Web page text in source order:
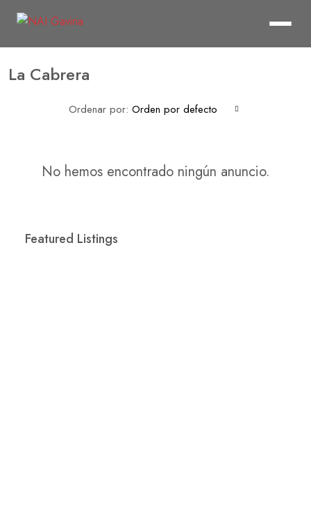
La Cabrera
Ordenar por: Orden por defecto
No hemos encontrado ningún anuncio.
Featured Listings